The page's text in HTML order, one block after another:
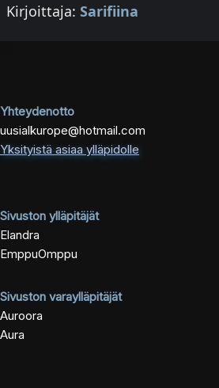
Kirjoittaja: Sarifiina
Yhteydenotto
uusialkurope@hotmail.com
Yksityistä asiaa ylläpidolle
Sivuston ylläpitäjät
Elandra
EmppuOmppu
Sivuston varaylläpitäjät
Auroora
Aura